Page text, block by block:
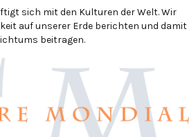
sich mit den Kulturen der Welt. Wir
auf unserer Erde berichten und damit
beitragen.